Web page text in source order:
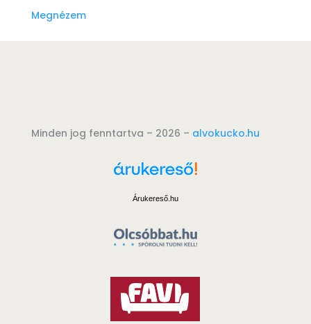
Megnézem
Minden jog fenntartva – 2026 – alvokucko.hu
Árukereső.hu